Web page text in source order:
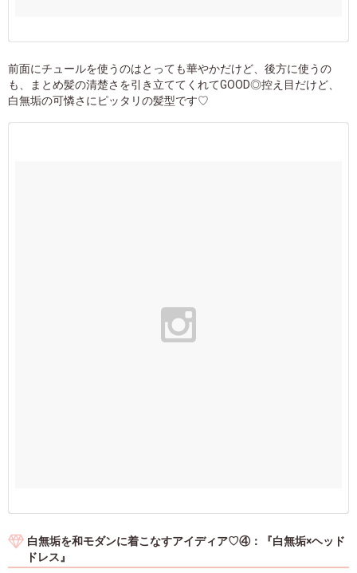
前面にチュールを使うのはとっても華やかだけど、後方に使うの
も、まとめ髪の清楚さを引き立ててくれてGOOD◎控え目だけど、
白無垢の可憐さにピッタリの髪型です♡
白無垢を和モダンに着こなすアイディア♡④：『白無垢×ヘッド
ドレス』